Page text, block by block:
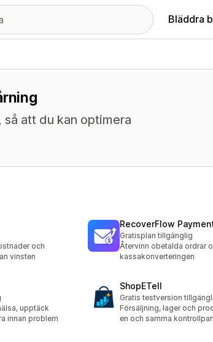
Bläddra
att du kan optimera
och
vinsten
RecoverFlow
Gratisplan tillgänglig
Återvinn obetalda ordrar
kassakonverteringen
upptäck
innan problem
ShopETell
Gratis testversion
Försäljning, lager och
en och samma